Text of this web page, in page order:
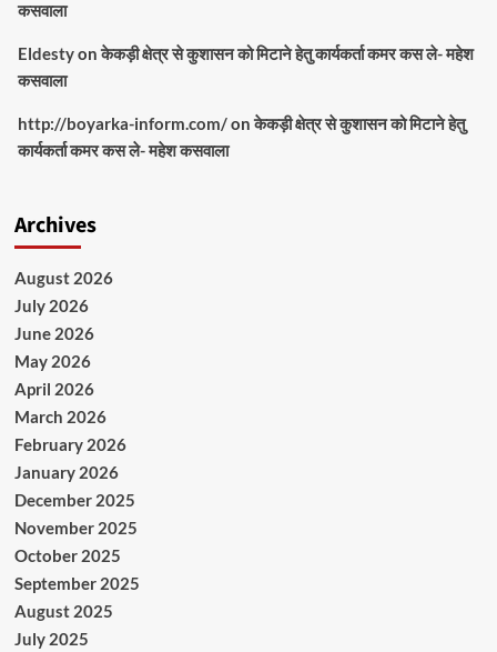
कसवाला
Eldestyonकेकड़ी क्षेत्र से कुशासन को मिटाने हेतु कार्यकर्ता कमर कस ले- महेश
कसवाला
http://boyarka-inform.com/onकेकड़ी क्षेत्र से कुशासन को मिटाने हेतु
कार्यकर्ता कमर कस ले- महेश कसवाला
Archives
August 2026
July 2026
June 2026
May 2026
April 2026
March 2026
February 2026
January 2026
December 2025
November 2025
October 2025
September 2025
August 2025
July 2025